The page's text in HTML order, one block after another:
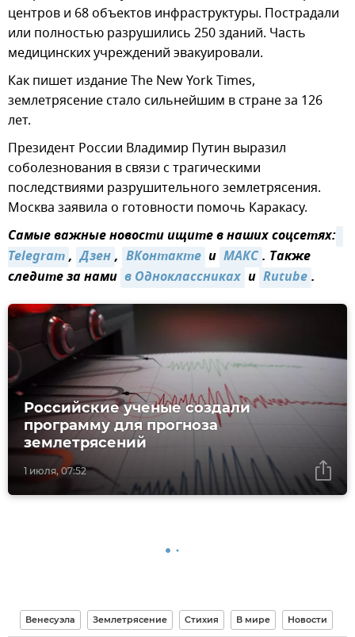
центров и 68 объектов инфраструктуры. Пострадали
или полностью разрушились 250 зданий. Часть
медицинских учреждений эвакуировали.
Как пишет издание The New York Times,
землетрясение стало сильнейшим в стране за 126
лет.
Президент России Владимир Путин выразил
соболезнования в связи с трагическими
последствиями разрушительного землетрясения.
Москва заявила о готовности помочь Каракасу.
Самые важные новости ищите в наших соцсетях:
Telegram, Дзен, ВКонтакте и MAКС. Также
следите за нами в Одноклассниках и Rutube.
1 июля, 07:52
Российские ученые создали
программу для прогноза
землетрясений
Венесуэла Землетрясение Стихия В мире Новости